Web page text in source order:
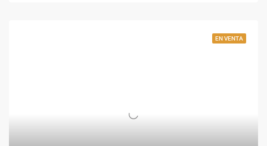
EN VENTA